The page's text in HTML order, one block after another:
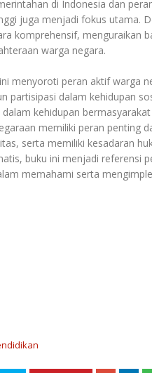
di Indonesia dan
juga menjadi fokus utama.
komprehensif, menguraikan
warga negara.
menyoroti peran aktif warga
partisipasi dalam kehidupan
kehidupan
memiliki peran penting
serta memiliki kesadaran
buku ini menjadi referensi
memahami serta